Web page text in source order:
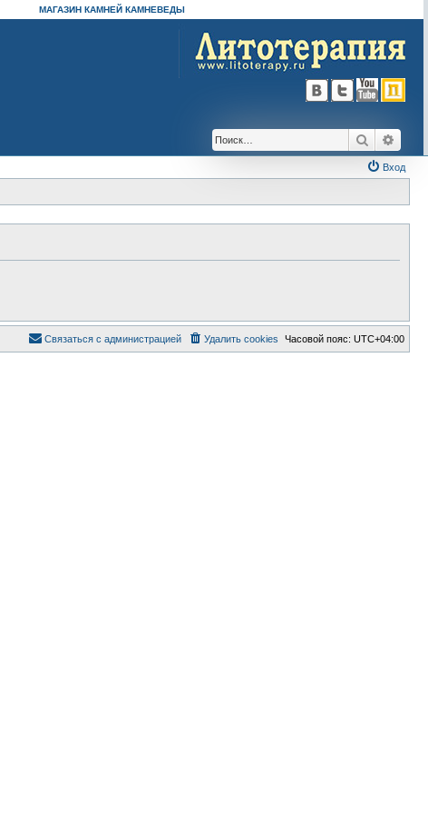
МАГАЗИН КАМНЕЙ КАМНЕВЕДЫ
Поиск
Вход
Часовой пояс: UTC+04:00
Удалить cookies
Связаться с администрацией